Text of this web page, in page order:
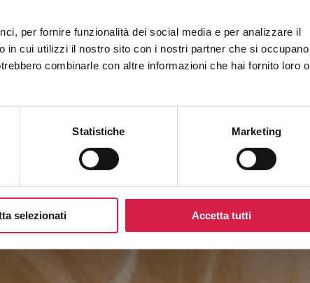
per fornire funzionalità dei social media e per analizzare il
in cui utilizzi il nostro sito con i nostri partner che si occupano
combinarle con altre informazioni che hai fornito loro o
Statistiche Marketing
selezionati Accetta tutti